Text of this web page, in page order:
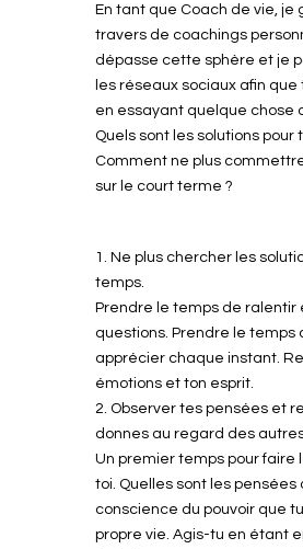
En tant que Coach de vie,
travers de coachings
dépasse cette sphère et je
les réseaux sociaux afin
en essayant quelque chose
Quels sont les solutions
Comment ne plus
sur le court terme ?
1. Ne plus chercher les
temps.
Prendre le temps de ralentir
questions. Prendre le temps
apprécier chaque instant.
émotions et ton esprit.
2. Observer tes pensées et
donnes au regard des
Un premier temps pour faire
toi. Quelles sont les
conscience du pouvoir que
propre vie. Agis-tu en étant